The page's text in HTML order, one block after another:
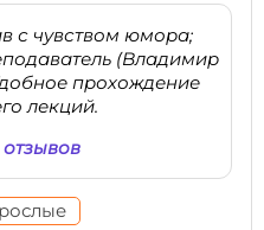
с чувством юмора;
(Владимир
прохождение
лекций.